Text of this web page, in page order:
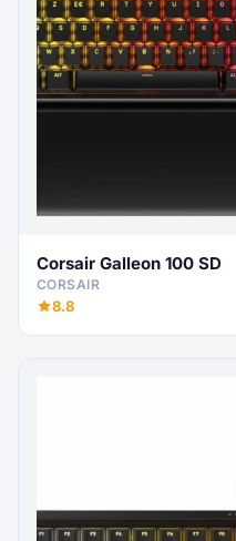
Corsair Galleon 100 SD
CORSAIR
8.8